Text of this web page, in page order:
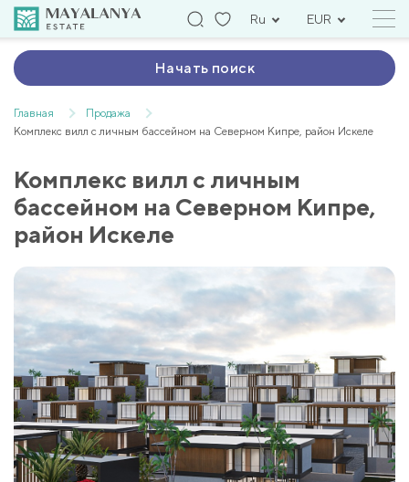
Ru EUR
Начать поиск
Главная
Продажа
Комплекс вилл с личным бассейном на Северном Кипре, район Искеле
Комплекс вилл с личным
бассейном на Северном Кипре,
район Искеле